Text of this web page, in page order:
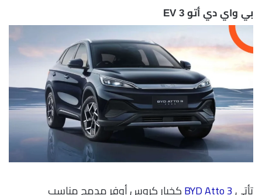
بي واي دي أتو 3 EV
تأتي
كخيار كروس أوفر مدمج مناسب